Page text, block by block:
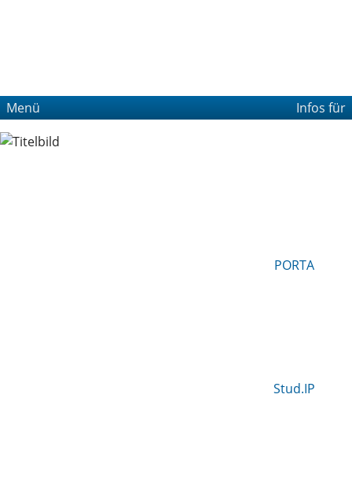
Menü Infos für
PORTA
Stud.IP